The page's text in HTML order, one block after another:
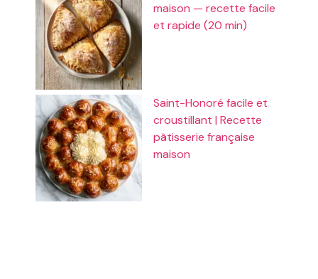
maison — recette facile
et rapide (20 min)
Saint-Honoré facile et
croustillant | Recette
pâtisserie française
maison